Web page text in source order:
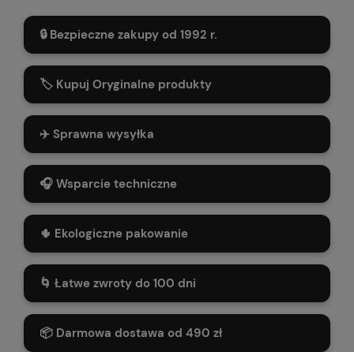
🔒 Bezpieczne zakupy od 1992 r.
🏷️ Kupuj Oryginalne produkty
✈️ Sprawna wysyłka
🎧 Wsparcie techniczne
🌵 Ekologiczne pakowanie
🌀 Łatwe zwroty do 100 dni
📦 Darmowa dostawa od 490 zł